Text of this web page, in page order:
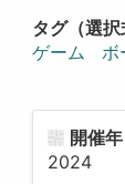
タグ（選択
ゲーム
ボ
開催年
2024